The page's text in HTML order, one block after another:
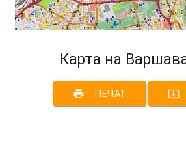
Карта на
print ПЕЧАТ system_update_alt